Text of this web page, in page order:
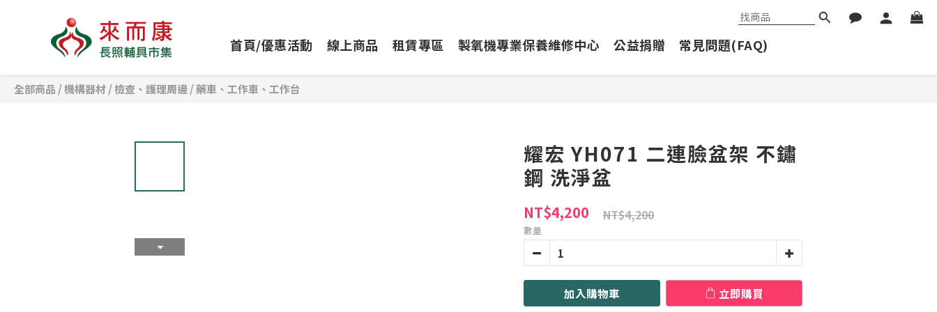
首頁/優惠活動 線上商品 租賃專區 製氧機專業保養維修中心 公益捐贈 常見問題(FAQ)
全部商品 /機構器材/檢查、護理周邊/藥車、工作車、工作台
耀宏 YH071 二連臉盆架 不鏽
鋼 洗淨盆
NT$4,200 NT$4,200
數量
加入購物車 立即購買